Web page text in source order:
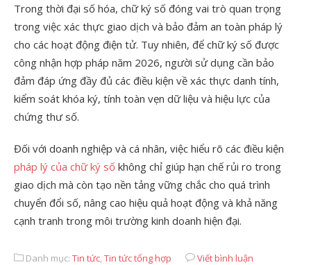
Trong thời đại số hóa, chữ ký số đóng vai trò quan trọng
trong việc xác thực giao dịch và bảo đảm an toàn pháp lý
cho các hoạt động điện tử. Tuy nhiên, để chữ ký số được
công nhận hợp pháp năm 2026, người sử dụng cần bảo
đảm đáp ứng đầy đủ các điều kiện về xác thực danh tính,
kiểm soát khóa ký, tính toàn vẹn dữ liệu và hiệu lực của
chứng thư số.
Đối với doanh nghiệp và cá nhân, việc hiểu rõ các điều kiện
pháp lý của chữ ký số không chỉ giúp hạn chế rủi ro trong
giao dịch mà còn tạo nền tảng vững chắc cho quá trình
chuyển đổi số, nâng cao hiệu quả hoạt động và khả năng
cạnh tranh trong môi trường kinh doanh hiện đại.
Danh mục: Tin tức,Tin tức tổng hợp Viết bình luận